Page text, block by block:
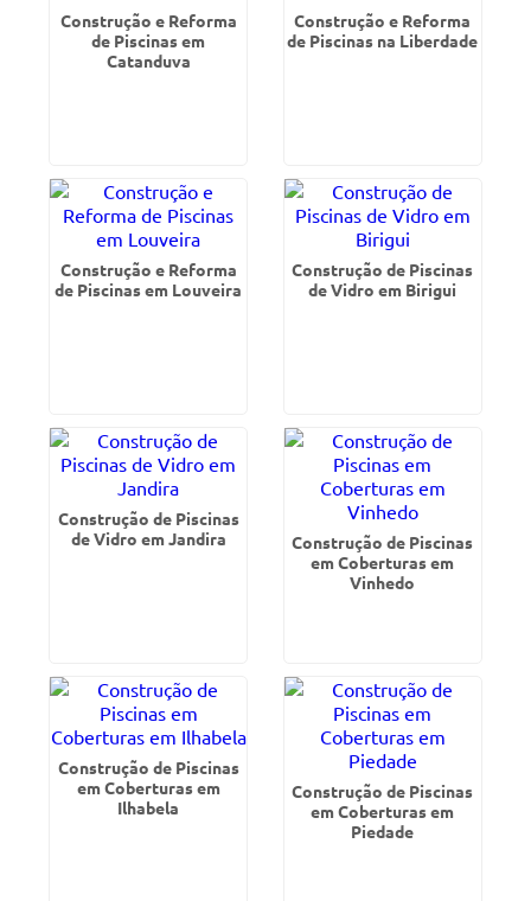
Construção e Reforma
de Piscinas em
Catanduva
Construção e Reforma
de Piscinas na Liberdade
Construção e Reforma
de Piscinas em Louveira
Construção de Piscinas
de Vidro em Birigui
Construção de Piscinas
de Vidro em Jandira
Construção de Piscinas
em Coberturas em
Vinhedo
Construção de Piscinas
em Coberturas em
Ilhabela
Construção de Piscinas
em Coberturas em
Piedade